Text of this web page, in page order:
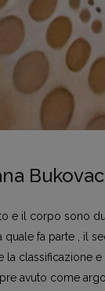
Bukovac
e il corpo sono
quale fa parte , il
la classificazione
avuto come